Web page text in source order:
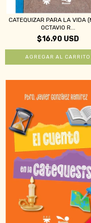
CATEQUIZAR PARA LA VIDA
OCTAVIO R...
$16.90 USD